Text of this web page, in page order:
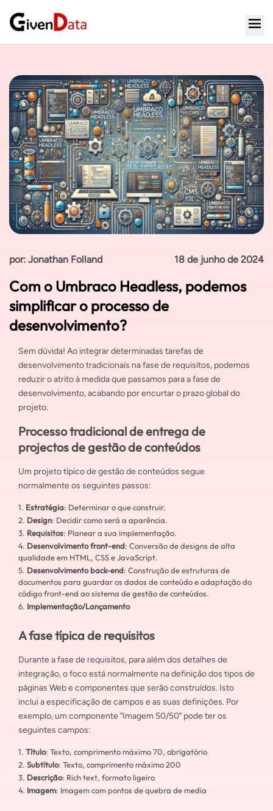
por: Jonathan Folland 18 de junho de 2024
Com o Umbraco Headless, podemos
simplificar o processo de
desenvolvimento?
Sem dúvida! Ao integrar determinadas tarefas de
desenvolvimento tradicionais na fase de requisitos, podemos
reduzir o atrito à medida que passamos para a fase de
desenvolvimento, acabando por encurtar o prazo global do
projeto.
Processo tradicional de entrega de
projectos de gestão de conteúdos
Um projeto típico de gestão de conteúdos segue
normalmente os seguintes passos:
Estratégia: Determinar o que construir.
Design: Decidir como será a aparência.
Requisitos: Planear a sua implementação.
Desenvolvimento front-end: Conversão de designs de alta
qualidade em HTML, CSS e JavaScript.
Desenvolvimento back-end: Construção de estruturas de
documentos para guardar os dados de conteúdo e adaptação do
código front-end ao sistema de gestão de conteúdos.
Implementação/Lançamento
A fase típica de requisitos
Durante a fase de requisitos, para além dos detalhes de
integração, o foco está normalmente na definição dos tipos de
páginas Web e componentes que serão construídos. Isto
inclui a especificação de campos e as suas definições. Por
exemplo, um componente "Imagem 50/50" pode ter os
seguintes campos:
Título: Texto, comprimento máximo 70, obrigatório
Subtítulo: Texto, comprimento máximo 200
Descrição: Rich text, formato ligeiro
Imagem: Imagem com pontos de quebra de media